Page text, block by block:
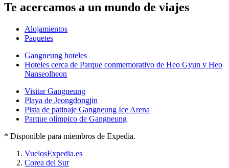
Te acercamos a un mundo de viajes
Alojamientos
Paquetes
Gangneung hoteles
Hoteles cerca de Parque conmemorativo de Heo Gyun y Heo
Nanseolheon
Visitar Gangneung
Playa de Jeongdongjin
Pista de patinaje Gangneung Ice Arena
Parque olímpico de Gangneung
* Disponible para miembros de Expedia.
VuelosExpedia.es
Corea del Sur